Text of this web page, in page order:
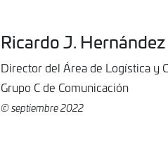
Ricardo J. Hernández
Director del Área de Logística y
Grupo C de Comunicación
© septiembre 2022